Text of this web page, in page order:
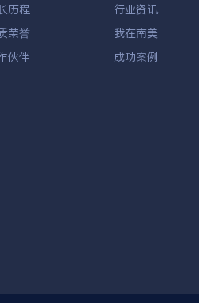
历程
荣誉
伙伴
行业资讯
我在南美
成功案例